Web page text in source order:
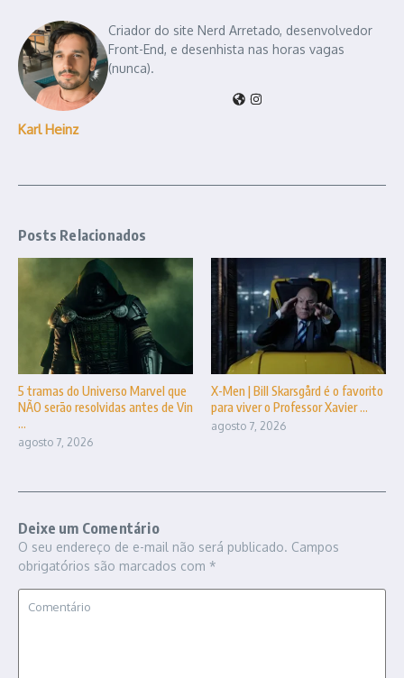
Karl Heinz
Criador do site Nerd Arretado, desenvolvedor
Front-End, e desenhista nas horas vagas
(nunca).
Posts Relacionados
5 tramas do Universo Marvel que
NÃO serão resolvidas antes de Vin
...
agosto 7, 2026
X-Men | Bill Skarsgård é o favorito
para viver o Professor Xavier ...
agosto 7, 2026
Deixe um Comentário
O seu endereço de e-mail não será publicado. Campos
obrigatórios são marcados com *